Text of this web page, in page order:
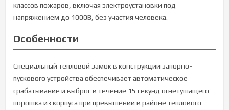
классов пожаров, включая электроустановки под
напряжением до 1000В, без участия человека.
Особенности
Специальный тепловой замок в конструкции запорно-
пускового устройства обеспечивает автоматическое
срабатывание и выброс в течение 15 секунд огнетушащего
порошка из корпуса при превышении в районе теплового